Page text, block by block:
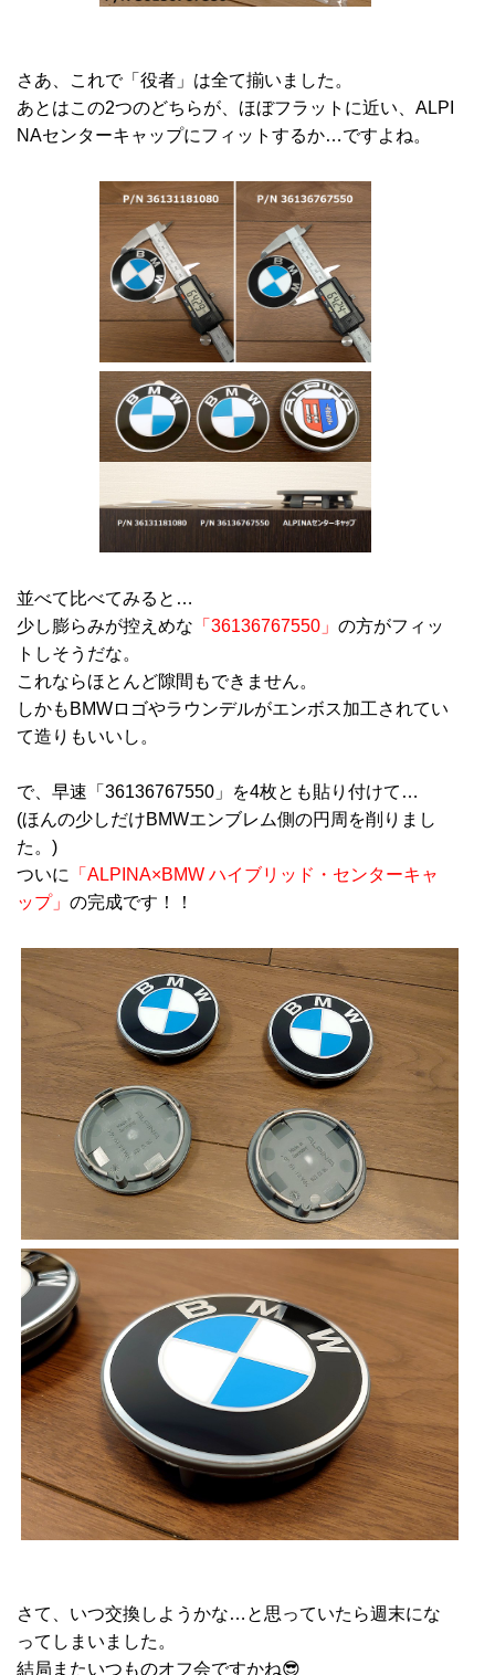
さあ、これで「役者」は全て揃いました。
あとはこの2つのどちらが、ほぼフラットに近い、ALPI
NAセンターキャップにフィットするか…ですよね。
並べて比べてみると…
少し膨らみが控えめな 「36136767550」 の方がフィッ
トしそうだな。
これならほとんど隙間もできません。
しかもBMWロゴやラウンデルがエンボス加工されてい
て造りもいいし。
で、早速「36136767550」を4枚とも貼り付けて…
(ほんの少しだけBMWエンブレム側の円周を削りまし
た。)
ついに
「ALPINA×BMW ハイブリッド・センターキャ
ップ」 の完成です！！
さて、いつ交換しようかな…と思っていたら週末にな
ってしまいました。
結局またいつものオフ会ですかね😎